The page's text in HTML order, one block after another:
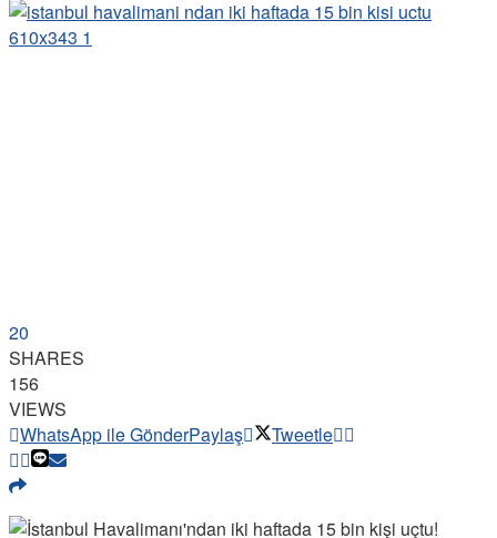
20
SHARES
156
VIEWS
WhatsApp ile GönderPaylaş Tweetle